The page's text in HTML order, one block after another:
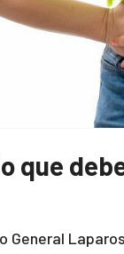
que
General